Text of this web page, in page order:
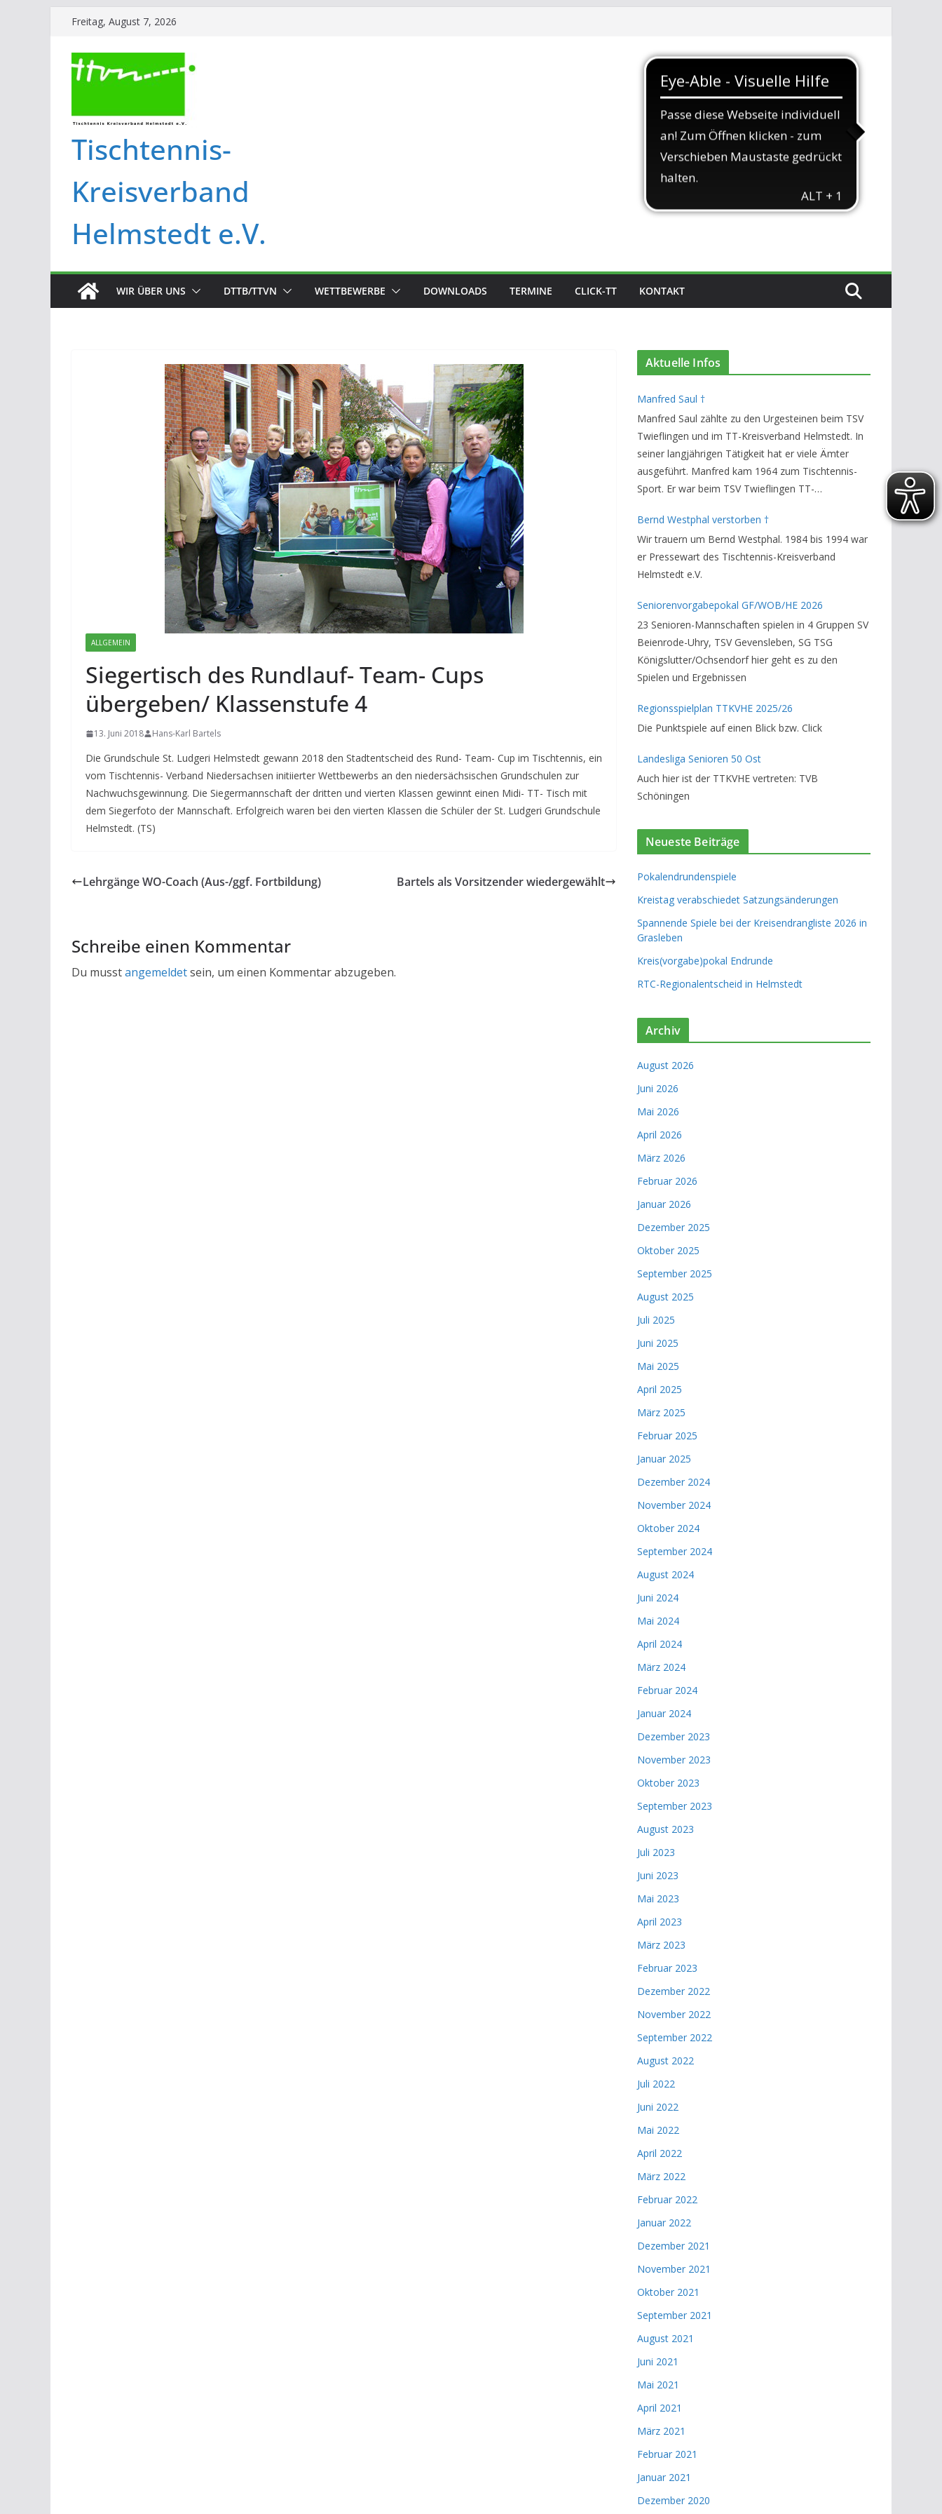
Freitag, August 7, 2026
Tischtennis-
Kreisverband
Helmstedt e.V.
WIR ÜBER UNS DTTB/TTVN WETTBEWERBE DOWNLOADS TERMINE CLICK-TT KONTAKT
ALLGEMEIN
Siegertisch des Rundlauf- Team- Cups
übergeben/ Klassenstufe 4
13. Juni 2018 Hans-Karl Bartels
Die Grundschule St. Ludgeri Helmstedt gewann 2018 den Stadtentscheid des Rund- Team- Cup im Tischtennis, ein
vom Tischtennis- Verband Niedersachsen initiierter Wettbewerbs an den niedersächsischen Grundschulen zur
Nachwuchsgewinnung. Die Siegermannschaft der dritten und vierten Klassen gewinnt einen Midi- TT- Tisch mit
dem Siegerfoto der Mannschaft. Erfolgreich waren bei den vierten Klassen die Schüler der St. Ludgeri Grundschule
Helmstedt. (TS)
Lehrgänge WO-Coach (Aus-/ggf. Fortbildung) Bartels als Vorsitzender wiedergewählt
Schreibe einen Kommentar
Du musstangemeldetsein, um einen Kommentar abzugeben.
Aktuelle Infos
Manfred Saul †
Manfred Saul zählte zu den Urgesteinen beim TSV
Twieflingen und im TT-Kreisverband Helmstedt. In
seiner langjährigen Tätigkeit hat er viele Ämter
ausgeführt. Manfred kam 1964 zum Tischtennis-
Sport. Er war beim TSV Twieflingen TT-
Bezirksverband Brauschweig und den TT-
Kreisverband Helmstedt unterstützte er als
Staffelleiter. Zuletzt war er Vorsitzender des
Rechtsausschusses im Kreisverband. Im stillen
Bernd Westphal verstorben †
Wir trauern um Bernd Westphal. 1984 bis 1994 war
er Pressewart des Tischtennis-Kreisverband
Helmstedt e.V.
Seniorenvorgabepokal GF/WOB/HE 2026
23 Senioren-Mannschaften spielen in 4 Gruppen SV
Beienrode-Uhry, TSV Gevensleben, SG TSG
Königslutter/Ochsendorf hier geht es zu den
Spielen und Ergebnissen
Regionsspielplan TTKVHE 2025/26
Die Punktspiele auf einen Blick bzw. Click
Landesliga Senioren 50 Ost
Auch hier ist der TTKVHE vertreten: TVB
Schöningen
Neueste Beiträge
Pokalendrundenspiele
Kreistag verabschiedet Satzungsänderungen
Spannende Spiele bei der Kreisendrangliste 2026 in
Grasleben
Kreis(vorgabe)pokal Endrunde
RTC-Regionalentscheid in Helmstedt
Archiv
August 2026
Juni 2026
Mai 2026
April 2026
März 2026
Februar 2026
Januar 2026
Dezember 2025
Oktober 2025
September 2025
August 2025
Juli 2025
Juni 2025
Mai 2025
April 2025
März 2025
Februar 2025
Januar 2025
Dezember 2024
November 2024
Oktober 2024
September 2024
August 2024
Juni 2024
Mai 2024
April 2024
März 2024
Februar 2024
Januar 2024
Dezember 2023
November 2023
Oktober 2023
September 2023
August 2023
Juli 2023
Juni 2023
Mai 2023
April 2023
März 2023
Februar 2023
Dezember 2022
November 2022
September 2022
August 2022
Juli 2022
Juni 2022
Mai 2022
April 2022
März 2022
Februar 2022
Januar 2022
Dezember 2021
November 2021
Oktober 2021
September 2021
August 2021
Juni 2021
Mai 2021
April 2021
März 2021
Februar 2021
Januar 2021
Dezember 2020